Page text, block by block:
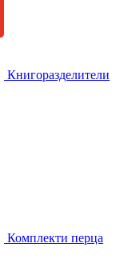
Книгоразделители
Комплекти перца